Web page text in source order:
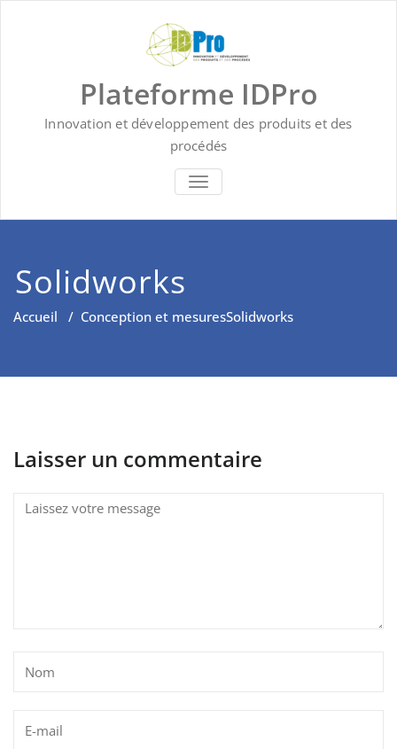
Plateforme IDPro
Innovation et développement des produits et des
procédés
BASCULER LA NAVIGATION
Solidworks
Accueil / Conception et mesuresSolidworks
Laisser un commentaire